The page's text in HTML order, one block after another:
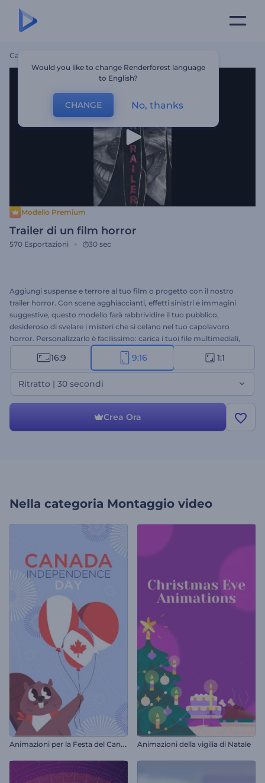
Casa
Modello Premium
Trailer di un film horror
570 Esportazioni 30 sec
Aggiungi suspense e terrore al tuo film o progetto con il nostro
trailer horror. Con scene agghiaccianti, effetti sinistri e immagini
suggestive, questo modello farà rabbrividire il tuo pubblico,
desideroso di svelare i misteri che si celano nel tuo capolavoro
horror. Personalizzarlo è facilissimo: carica i tuoi file multimediali,
inserisci i testi, apporta le modifiche necessarie e completa il tuo
inquietante video con musica di sottofondo o persino con la tua
voce fuori campo. Perfetto per film horror, teaser avvincenti,
promozioni di Halloween, intro spettrali e molto altro. Crea ora!
16:9 9:16 1:1
Ritratto | 30 secondi
Crea Ora
Nella categoria Montaggio video
A
nimazioni per la Festa del Canada Animazioni della vigilia di Natale
Would you like to change Renderforest language
to English?
CHANGE No, thanks